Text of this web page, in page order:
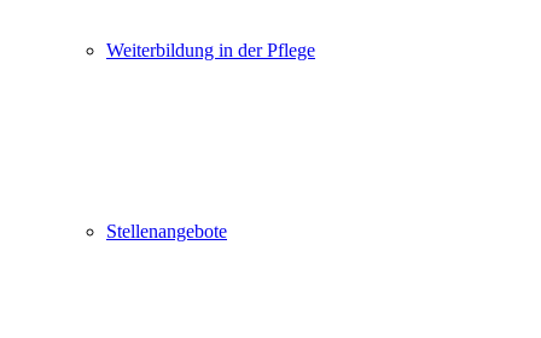
Weiterbildung in der Pflege
Stellenangebote